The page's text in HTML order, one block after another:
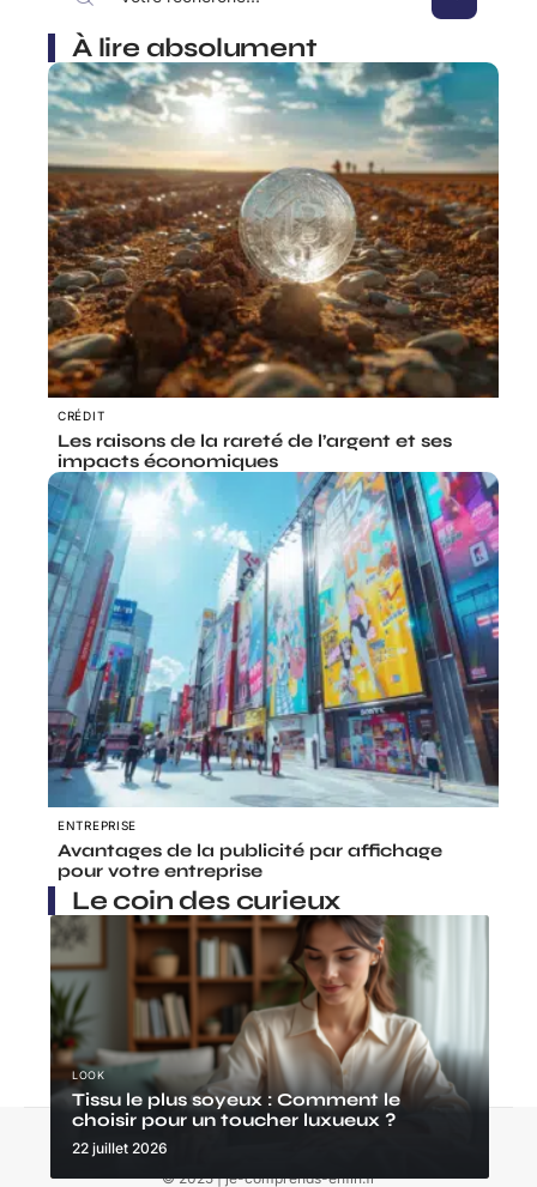
À lire absolument
CRÉDIT
Les raisons de la rareté de l’argent et ses
impacts économiques
ENTREPRISE
Avantages de la publicité par affichage
pour votre entreprise
Le coin des curieux
LOOK
Tissu le plus soyeux : Comment le
choisir pour un toucher luxueux ?
22 juillet 2026
© 2025 | je-comprends-enfin.fr
Contact